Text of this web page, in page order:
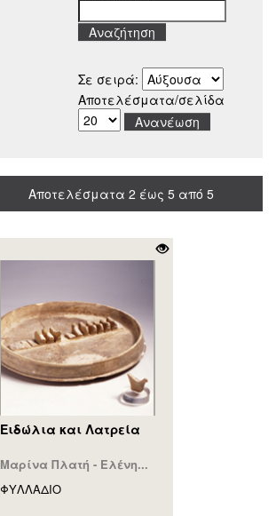
Σε σειρά:
Αποτελέσματα/σελίδα
Αποτελέσματα 2 έως 5 από 5
Ειδώλια και Λατρεία
Μαρίνα Πλατή - Ελένη...
ΦΥΛΛAΔΙΟ